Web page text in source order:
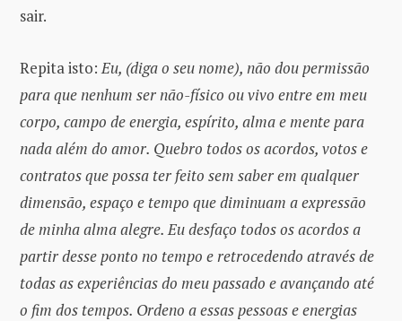
sair.
Repita isto:Eu, (diga o seu nome), não dou permissão
para que nenhum ser não-físico ou vivo entre em meu
corpo, campo de energia, espírito, alma e mente para
nada além do amor. Quebro todos os acordos, votos e
contratos que possa ter feito sem saber em qualquer
dimensão, espaço e tempo que diminuam a expressão
de minha alma alegre. Eu desfaço todos os acordos a
partir desse ponto no tempo e retrocedendo através de
todas as experiências do meu passado e avançando até
o fim dos tempos. Ordeno a essas pessoas e energias